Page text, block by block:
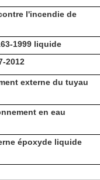
l'incendie de
1999 liquide
2012
externe du tuyau
en eau
époxyde liquide